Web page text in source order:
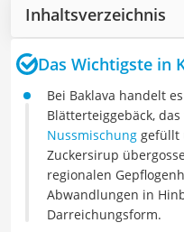
Inhaltsverzeichnis
Das Wichtigste in
Bei Baklava handelt
Blätterteiggebäck,
Nussmischung gefüllt
Zuckersirup
regionalen
Abwandlungen in
Darreichungsform.